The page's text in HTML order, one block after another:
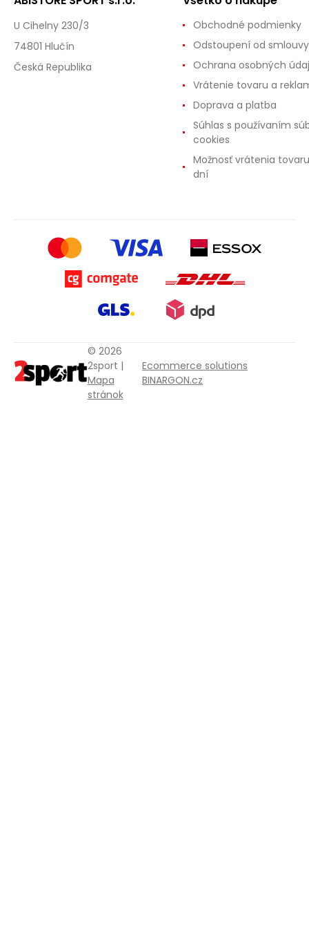
U Cihelny 230/3
74801 Hlučín
Česká Republika
Obchodné podmienky
Odstoupení od smlouvy
Ochrana osobných
Vrátenie tovaru a
Doprava a platba
Súhlas s používaním
cookies
Možnosť vrátenia
dní
© 2026
2sport |
Mapa
stránok
Ecommerce solutions
BINARGON.cz